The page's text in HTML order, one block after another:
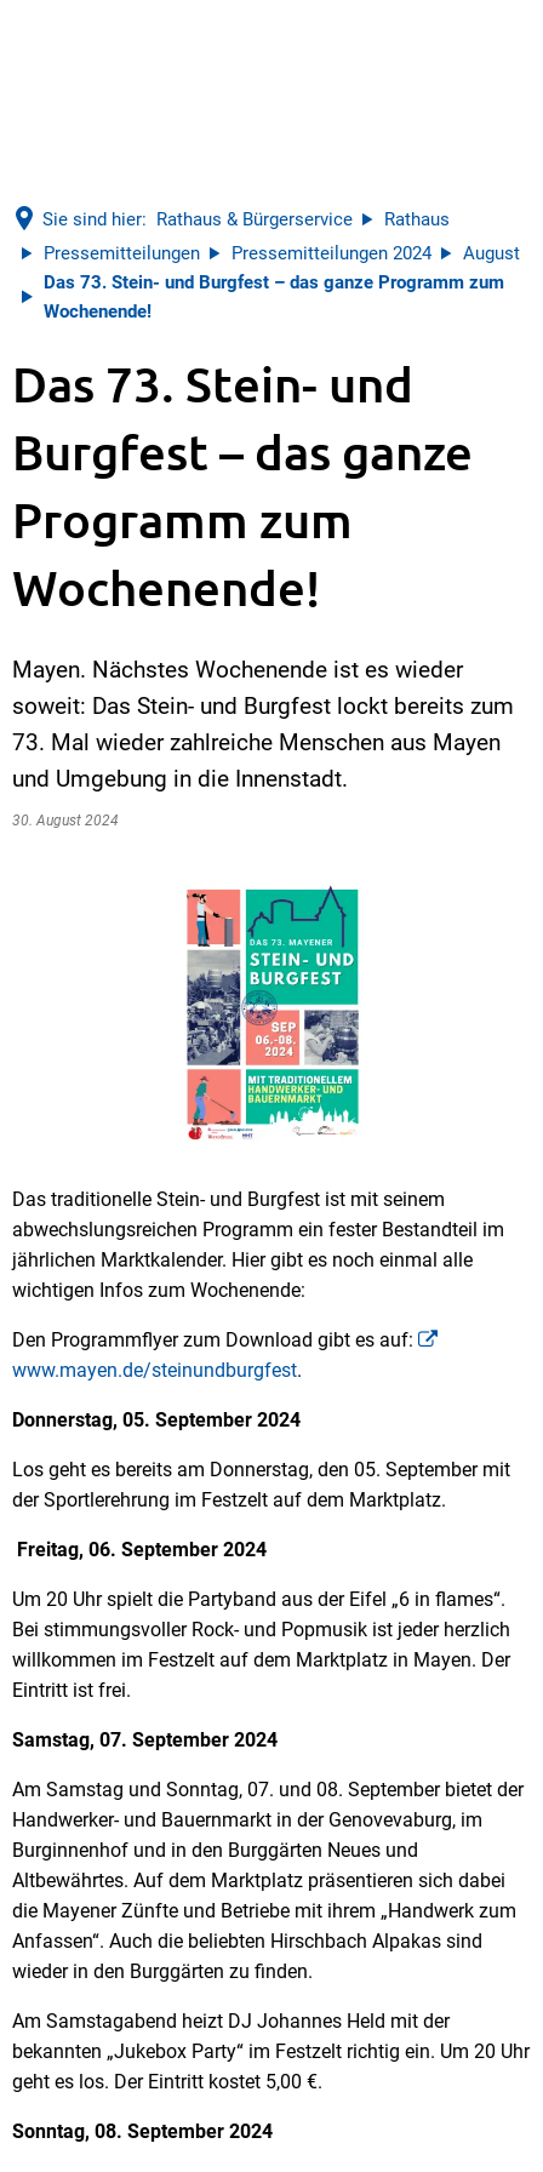
Sie sind hier: Rathaus & Bürgerservice
Rathaus
Pressemitteilungen
Pressemitteilungen 2024
August
Das 73. Stein- und Burgfest – das ganze Programm zum
Wochenende!
Das 73. Stein- und
Burgfest – das ganze
Programm zum
Wochenende!
Mayen. Nächstes Wochenende ist es wieder
soweit: Das Stein- und Burgfest lockt bereits zum
73. Mal wieder zahlreiche Menschen aus Mayen
und Umgebung in die Innenstadt.
30. August 2024
Das traditionelle Stein- und Burgfest ist mit seinem
abwechslungsreichen Programm ein fester Bestandteil im
jährlichen Marktkalender. Hier gibt es noch einmal alle
wichtigen Infos zum Wochenende:
Den Programmflyer zum Download gibt es auf:
www.mayen.de/steinundburgfest.
Donnerstag, 05. September 2024
Los geht es bereits am Donnerstag, den 05. September mit
der Sportlerehrung im Festzelt auf dem Marktplatz.
Freitag, 06. September 2024
Um 20 Uhr spielt die Partyband aus der Eifel „6 in flames“.
Bei stimmungsvoller Rock- und Popmusik ist jeder herzlich
willkommen im Festzelt auf dem Marktplatz in Mayen. Der
Eintritt ist frei.
Samstag, 07. September 2024
Am Samstag und Sonntag, 07. und 08. September bietet der
Handwerker- und Bauernmarkt in der Genovevaburg, im
Burginnenhof und in den Burggärten Neues und
Altbewährtes. Auf dem Marktplatz präsentieren sich dabei
die Mayener Zünfte und Betriebe mit ihrem „Handwerk zum
Anfassen“. Auch die beliebten Hirschbach Alpakas sind
wieder in den Burggärten zu finden.
Am Samstagabend heizt DJ Johannes Held mit der
bekannten „Jukebox Party“ im Festzelt richtig ein. Um 20 Uhr
geht es los. Der Eintritt kostet 5,00 €.
Sonntag, 08. September 2024